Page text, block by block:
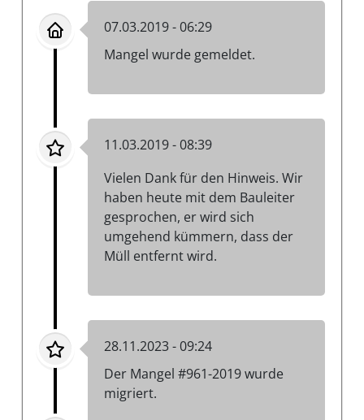
07.03.2019 - 06:29
Mangel wurde gemeldet.
11.03.2019 - 08:39
Vielen Dank für den Hinweis. Wir
haben heute mit dem Bauleiter
gesprochen, er wird sich
umgehend kümmern, dass der
Müll entfernt wird.
28.11.2023 - 09:24
Der Mangel #961-2019 wurde
migriert.